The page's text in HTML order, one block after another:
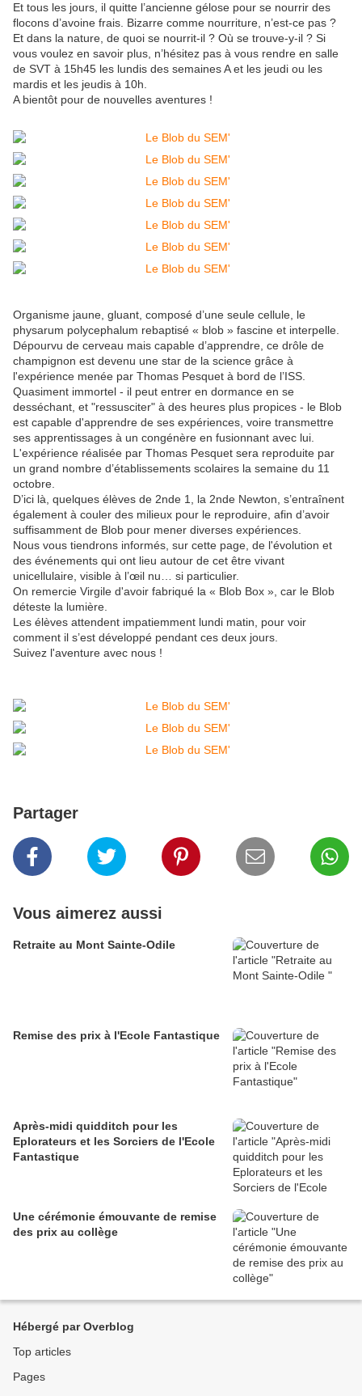
Et tous les jours, il quitte l’ancienne gélose pour se nourrir des
flocons d’avoine frais. Bizarre comme nourriture, n’est-ce pas ?
Et dans la nature, de quoi se nourrit-il ? Où se trouve-y-il ? Si
vous voulez en savoir plus, n’hésitez pas à vous rendre en salle
de SVT à 15h45 les lundis des semaines A et les jeudi ou les
mardis et les jeudis à 10h.
A bientôt pour de nouvelles aventures !
Organisme jaune, gluant, composé d’une seule cellule, le
physarum polycephalum rebaptisé « blob » fascine et interpelle.
Dépourvu de cerveau mais capable d’apprendre, ce drôle de
champignon est devenu une star de la science grâce à
l'expérience menée par Thomas Pesquet à bord de l’ISS.
Quasiment immortel - il peut entrer en dormance en se
desséchant, et "ressusciter" à des heures plus propices - le Blob
est capable d'apprendre de ses expériences, voire transmettre
ses apprentissages à un congénère en fusionnant avec lui.
L'expérience réalisée par Thomas Pesquet sera reproduite par
un grand nombre d’établissements scolaires la semaine du 11
octobre.
D’ici là, quelques élèves de 2nde 1, la 2nde Newton, s’entraînent
également à couler des milieux pour le reproduire, afin d’avoir
suffisamment de Blob pour mener diverses expériences.
Nous vous tiendrons informés, sur cette page, de l'évolution et
des événements qui ont lieu autour de cet être vivant
unicellulaire, visible à l’œil nu… si particulier.
On remercie Virgile d'avoir fabriqué la « Blob Box », car le Blob
déteste la lumière.
Les élèves attendent impatiemment lundi matin, pour voir
comment il s’est développé pendant ces deux jours.
Suivez l'aventure avec nous !
Partager
Vous aimerez aussi
Retraite au Mont Sainte-Odile
Remise des prix à l'Ecole Fantastique
Après-midi quidditch pour les
Eplorateurs et les Sorciers de l'Ecole
Fantastique
Une cérémonie émouvante de remise
des prix au collège
Hébergé par Overblog
Top articles
Pages